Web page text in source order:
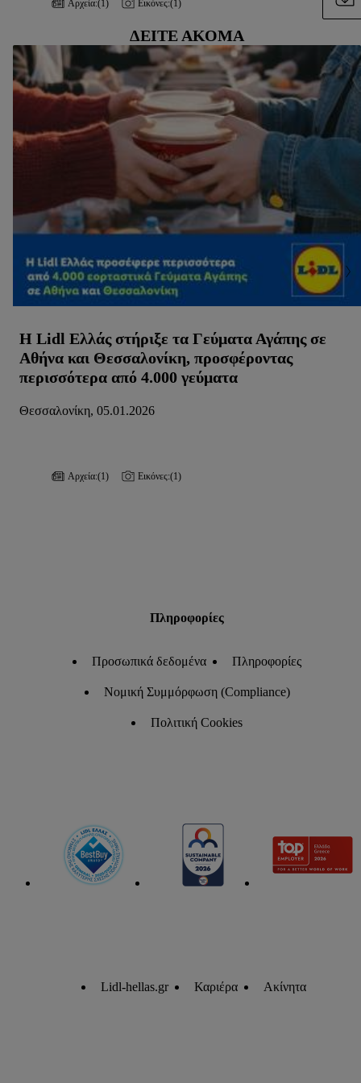
Αρχεία:(1) Εικόνες:(1)
ΔΕΊΤΕ ΑΚΌΜΑ
Η Lidl Ελλάς στήριξε τα Γεύματα Αγάπης σε
Αθήνα και Θεσσαλονίκη, προσφέροντας
περισσότερα από 4.000 γεύματα
Θεσσαλονίκη, 05.01.2026
Αρχεία:(1) Εικόνες:(1)
Πληροφορίες
Προσωπικά δεδομένα Πληροφορίες
Νομική Συμμόρφωση (Compliance)
Πολιτική Cookies
Lidl-hellas.gr Καριέρα Ακίνητα